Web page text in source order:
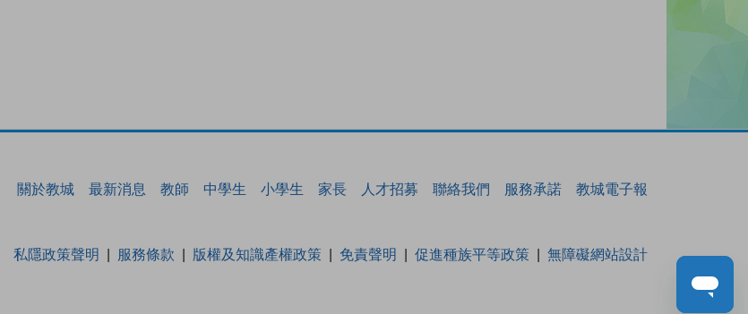
關於教城 最新消息 教師 中學生 小學生 家長 人才招募 聯絡我們 服務承諾 教城電子報
私隱政策聲明 服務條款 版權及知識產權政策 免責聲明 促進種族平等政策 無障礙網站設計